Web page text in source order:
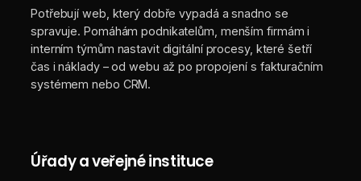
Potřebují web, který dobře vypadá a snadno se
spravuje. Pomáhám podnikatelům, menším firmám i
interním týmům nastavit digitální procesy, které šetří
čas i náklady – od webu až po propojení s fakturačním
systémem nebo CRM.
Úřady a veřejné instituce